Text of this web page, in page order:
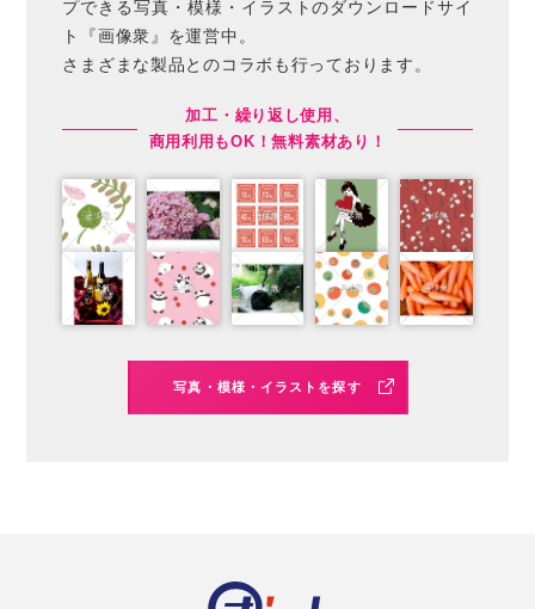
プできる写真・模様・イラストのダウンロードサイ
ト『画像衆』を運営中。
さまざまな製品とのコラボも行っております。
加工・繰り返し使用、
商用利用もOK！無料素材あり！
写真・模様・イラストを探す